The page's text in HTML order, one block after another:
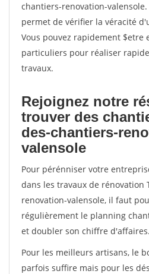
chantiers-renovation-
permet de vérifier la véracité
Vous pouvez rapidement $etre
particuliers pour réaliser
travaux.
Rejoignez notre
trouver des
des-chantiers-
valensole
Pour pérénniser votre
dans les travaux de rénovation
renovation-valensole, il faut
régulièrement le planning
et doubler son chiffre d'affaires.
Pour les meilleurs artisans, le
parfois suffire mais pour les